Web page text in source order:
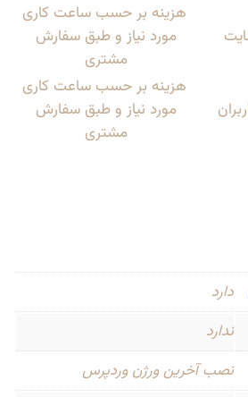
هزینه بر حسب ساعت کاری
مورد نیاز و طبق سفارش
مشتری
هزینه بر حسب ساعت کاری
مورد نیاز و طبق سفارش
مشتری
دارد
ندارد
نصب آخرین ورژن وردپرس